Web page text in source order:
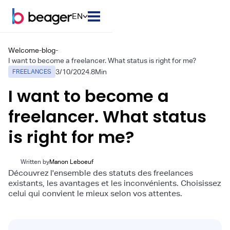
EN
Welcome-blog-
I want to become a freelancer. What status is right for me?
FREELANCES 3/10/2024.8Min
I want to become a
freelancer. What status
is right for me?
Written byManon Leboeuf
Découvrez l'ensemble des statuts des freelances
existants, les avantages et les inconvénients. Choisissez
celui qui convient le mieux selon vos attentes.